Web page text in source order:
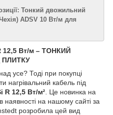
Тонкий двожильний
ADSV 10 Вт/м для
12,5 Вт/м – ТОНКИЙ
ПЛИТКУ
усе? Тоді при покупці
нагрівальний кабель під
R 12,5 Вт/м² . Це новинка на
наявності на нашому сайті за
розробила цей вид